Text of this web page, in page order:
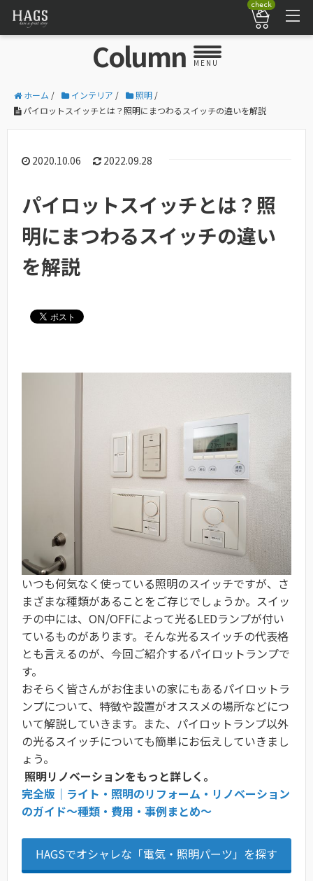
check
Column MENU
ホーム / インテリア / 照明 /
パイロットスイッチとは？照明にまつわるスイッチの違いを解説
2020.10.06 2022.09.28
パイロットスイッチとは？照
明にまつわるスイッチの違い
を解説
いつも何気なく使っている照明のスイッチですが、さ
まざまな種類があることをご存じでしょうか。スイッ
チの中には、ON/OFFによって光るLEDランプが付い
ているものがあります。そんな光るスイッチの代表格
とも言えるのが、今回ご紹介するパイロットランプで
す。
おそらく皆さんがお住まいの家にもあるパイロットラ
ンプについて、特徴や設置がオススメの場所などにつ
いて解説していきます。また、パイロットランプ以外
の光るスイッチについても簡単にお伝えしていきまし
ょう。
照明リノベーションをもっと詳しく。
完全版｜ライト・照明のリフォーム・リノベーション
のガイド〜種類・費用・事例まとめ〜
HAGSでオシャレな「電気・照明パーツ」を探す